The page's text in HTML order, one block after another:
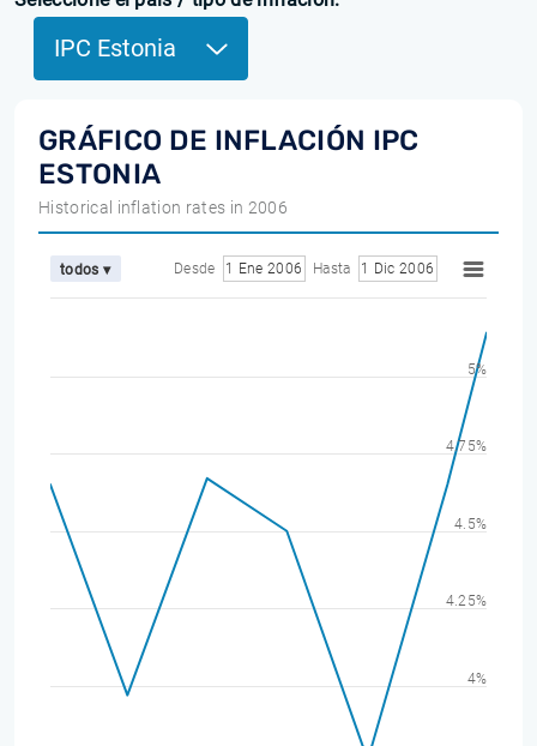
IPC Estonia
GRÁFICO DE INFLACIÓN IPC
ESTONIA
Historical inflation rates in 2006
todos ▾ Desde 1 Ene 2006 Hasta 1 Dic 2006
4%
4.25%
4.5%
4.75%
5%